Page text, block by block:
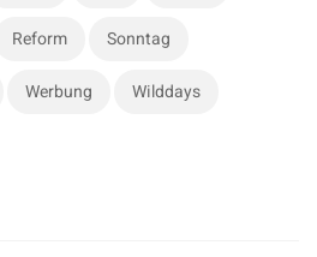
Reform Sonntag
Werbung Wilddays